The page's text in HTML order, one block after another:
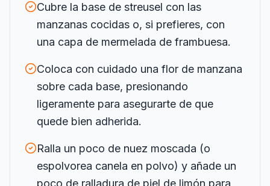
Cubre la base de streusel con las
manzanas cocidas o, si prefieres, con
una capa de mermelada de frambuesa.
Coloca con cuidado una flor de manzana
sobre cada base, presionando
ligeramente para asegurarte de que
quede bien adherida.
Ralla un poco de nuez moscada (o
espolvorea canela en polvo) y añade un